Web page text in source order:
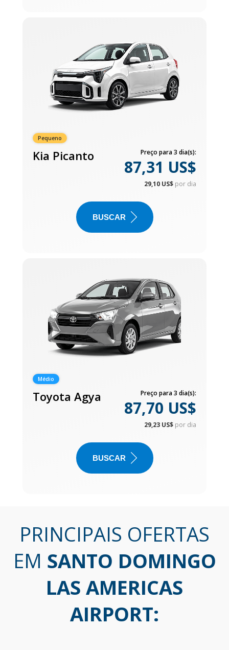
Pequeno
Kia Picanto Preço para 3 dia(s):
87,31 US$
29,10 US$ por dia
BUSCAR
Médio
Toyota Agya Preço para 3 dia(s):
87,70 US$
29,23 US$ por dia
BUSCAR
PRINCIPAIS OFERTAS
EM SANTO DOMINGO
LAS AMERICAS
AIRPORT: